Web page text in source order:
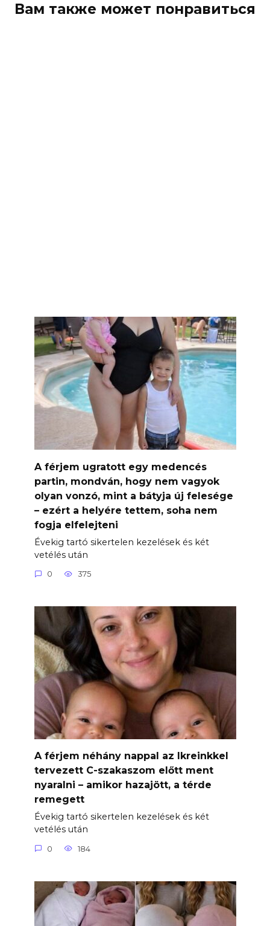
Вам также может понравиться
A férjem ugratott egy medencés
partin, mondván, hogy nem vagyok
olyan vonzó, mint a bátyja új felesége
– ezért a helyére tettem, soha nem
fogja elfelejteni
Évekig tartó sikertelen kezelések és két
vetélés után
0 375
A férjem néhány nappal az Ikreinkkel
tervezett C-szakaszom előtt ment
nyaralni – amikor hazajött, a térde
remegett
Évekig tartó sikertelen kezelések és két
vetélés után
0 184